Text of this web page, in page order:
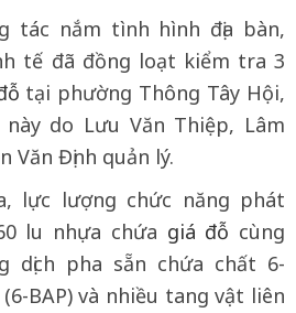
tác nắm tình hình địa bàn,
tế đã đồng loạt kiểm tra 3
tại phường Thông Tây Hội,
này do Lưu Văn Thiệp, Lâm
Văn Định quản lý.
lực lượng chức năng phát
lu nhựa chứa giá đỗ cùng
dịch pha sẵn chứa chất 6-
BAP) và nhiều tang vật liên